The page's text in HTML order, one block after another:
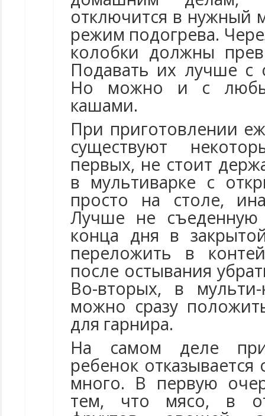
отключится в нужный
режим подогрева.
колобки должны
Подавать их лучше
Но можно и с
кашами.
При приготовлении
существуют
первых, не стоит
в мультиварке с
просто на столе,
Лучше не съеденную
конца дня в
переложить в
после остывания
Во-вторых, в
можно сразу
для гарнира.
На самом деле
ребенок
много. В первую
тем, что мясо, в